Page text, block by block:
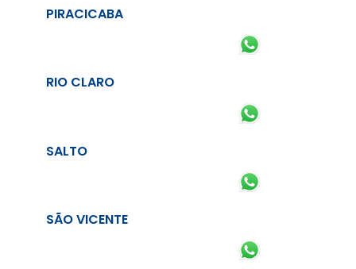
PIRACICABA
RIO CLARO
SALTO
SÃO VICENTE